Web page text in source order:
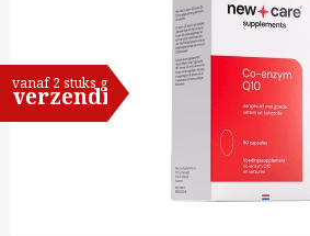
vanaf 2 stuks gratis
verzending